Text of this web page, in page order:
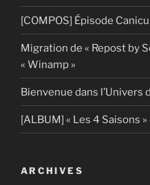
[COMPOS] Épisode
Migration de « Repost by
« Winamp »
Bienvenue dans l’Univers
[ALBUM] « Les 4 Saisons
ARCHIVES